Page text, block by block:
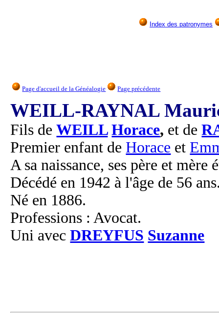
Index des patronymes
Page d'accueil de la Généalogie Page précédente
WEILL-RAYNAL
Fils deWEILL Horace, et de
Premier enfant de Horace et
A sa naissance, ses père et mère
Décédé en 1942 à l'âge de 56
Né en 1886.
Professions : Avocat.
Uni avecDREYFUS Suzanne